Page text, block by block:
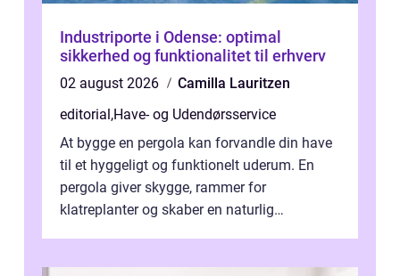
Industriporte i Odense: optimal
sikkerhed og funktionalitet til erhverv
02 august 2026
Camilla Lauritzen
editorial,Have- og Udendørsservice
At bygge en pergola kan forvandle din have
til et hyggeligt og funktionelt uderum. En
pergola giver skygge, rammer for
klatreplanter og skaber en naturlig